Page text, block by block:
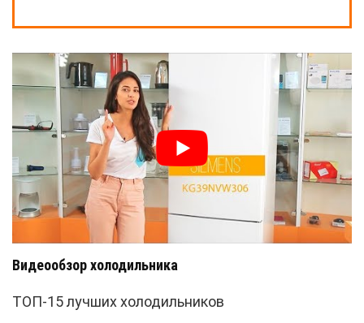
Видеообзор холодильника
ТОП-15 лучших холодильников